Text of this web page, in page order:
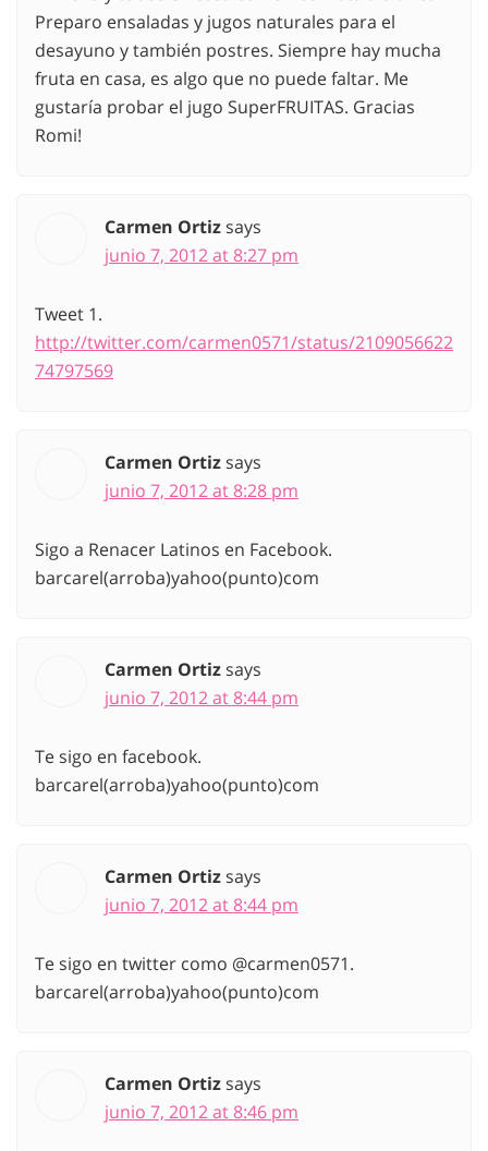
Preparo ensaladas y jugos naturales para el
desayuno y también postres. Siempre hay mucha
fruta en casa, es algo que no puede faltar. Me
gustaría probar el jugo SuperFRUITAS. Gracias
Romi!
Carmen Ortizsays
junio 7, 2012 at 8:27 pm
Tweet 1.
http://twitter.com/carmen0571/status/2109056622
74797569
Carmen Ortizsays
junio 7, 2012 at 8:28 pm
Sigo a Renacer Latinos en Facebook.
barcarel(arroba)yahoo(punto)com
Carmen Ortizsays
junio 7, 2012 at 8:44 pm
Te sigo en facebook.
barcarel(arroba)yahoo(punto)com
Carmen Ortizsays
junio 7, 2012 at 8:44 pm
Te sigo en twitter como @carmen0571.
barcarel(arroba)yahoo(punto)com
Carmen Ortizsays
junio 7, 2012 at 8:46 pm